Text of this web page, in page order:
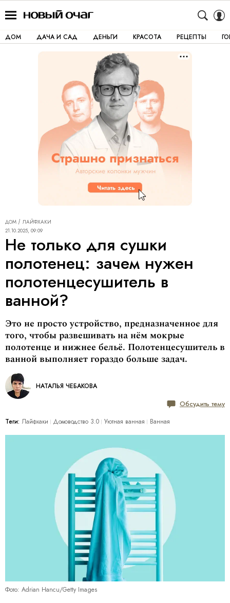
ДОМ ДАЧА И САД ДЕНЬГИ КРАСОТА РЕЦЕПТЫ
ДОМ
ЛАЙФХАКИ
21.10.2025, 09:09
Не только для сушки
полотенец: зачем нужен
полотенцесушитель в
ванной?
Это не просто устройство, предназначенное для
того, чтобы развешивать на нём мокрые
полотенце и нижнее бельё. Полотенцесушитель в
ванной выполняет гораздо больше задач.
НАТАЛЬЯ ЧЕБАКОВА
Обсудить тему
Теги: Лайфхаки Домоводство 3.0 Уютная ванная Ванная
Фото: Adrian Hancu/Getty Images